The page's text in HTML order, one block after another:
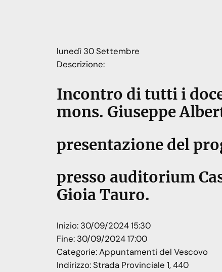
lunedì 30Settembre
Descrizione:
Incontro di tutti i
mons. Giuseppe
presentazione del
presso auditorium
Gioia Tauro.
Inizio: 30/09/2024 15:30
Fine: 30/09/2024 17:00
Categorie:Appuntamenti del Vescovo
Indirizzo:Strada Provinciale 1, 440